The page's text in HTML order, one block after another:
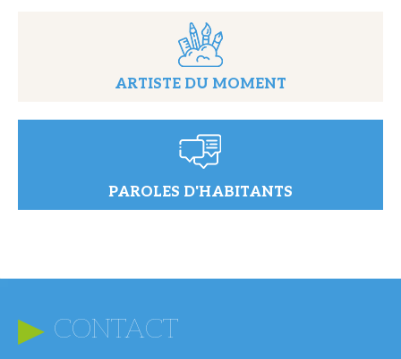
ARTISTE DU MOMENT
PAROLES D'HABITANTS
CONTACT